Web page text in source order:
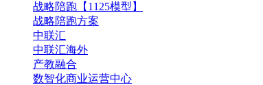
战略陪跑【1125模型】
战略陪跑方案
中联汇
中联汇海外
产教融合
数智化商业运营中心